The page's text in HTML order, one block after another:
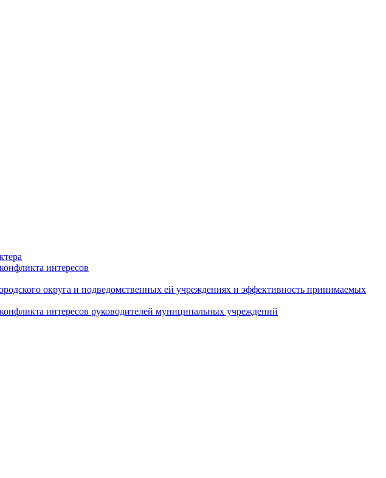
интересов
округа и подведомственных ей учреждениях и эффективность принимаемых
интересов руководителей муниципальных учреждений